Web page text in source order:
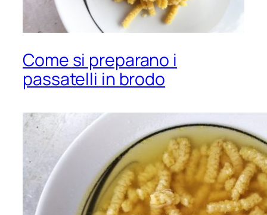
Come si preparano i
passatelli in brodo